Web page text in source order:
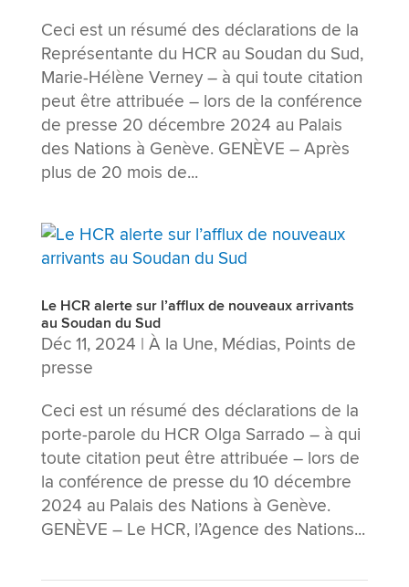
Ceci est un résumé des déclarations de la
Représentante du HCR au Soudan du Sud,
Marie-Hélène Verney – à qui toute citation
peut être attribuée – lors de la conférence
de presse 20 décembre 2024 au Palais
des Nations à Genève. GENÈVE – Après
plus de 20 mois de...
Le HCR alerte sur l’afflux de nouveaux arrivants
au Soudan du Sud
Déc 11, 2024 | À la Une, Médias, Points de
presse
Ceci est un résumé des déclarations de la
porte-parole du HCR Olga Sarrado – à qui
toute citation peut être attribuée – lors de
la conférence de presse du 10 décembre
2024 au Palais des Nations à Genève.
GENÈVE – Le HCR, l’Agence des Nations...